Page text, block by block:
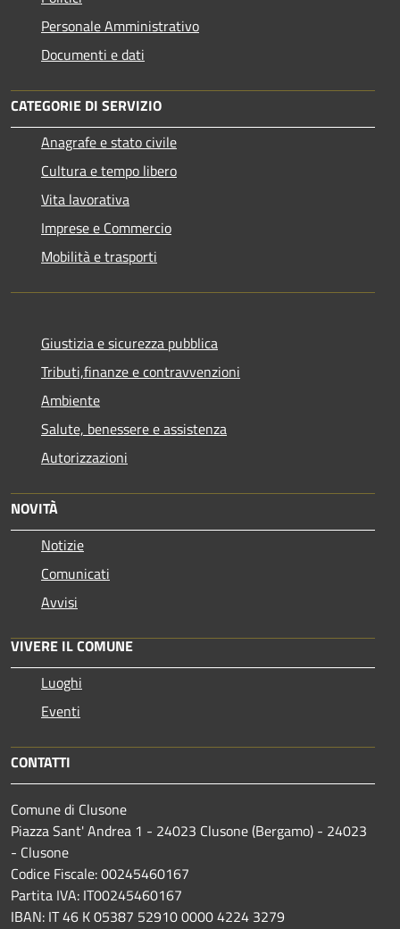
Personale Amministrativo
Documenti e dati
CATEGORIE DI SERVIZIO
Anagrafe e stato civile
Cultura e tempo libero
Vita lavorativa
Imprese e Commercio
Mobilità e trasporti
Giustizia e sicurezza pubblica
Tributi,finanze e contravvenzioni
Ambiente
Salute, benessere e assistenza
Autorizzazioni
NOVITÀ
Notizie
Comunicati
Avvisi
VIVERE IL COMUNE
Luoghi
Eventi
CONTATTI
Comune di Clusone
Piazza Sant' Andrea 1 - 24023 Clusone (Bergamo) - 24023
- Clusone
Codice Fiscale: 00245460167
Partita IVA: IT00245460167
IBAN: IT 46 K 05387 52910 0000 4224 3279